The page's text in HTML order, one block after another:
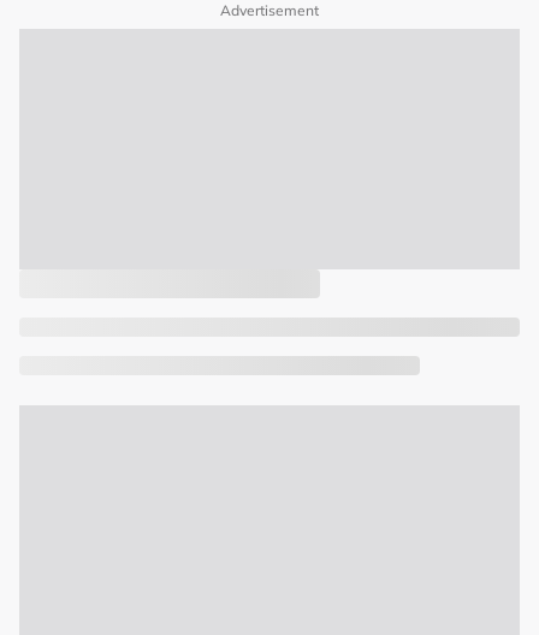
Advertisement